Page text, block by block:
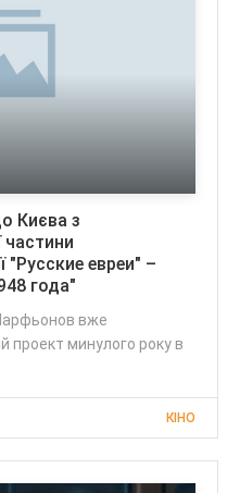
Києва з
частини
"Русские евреи" –
года"
вже
проект минулого року в
КІНО